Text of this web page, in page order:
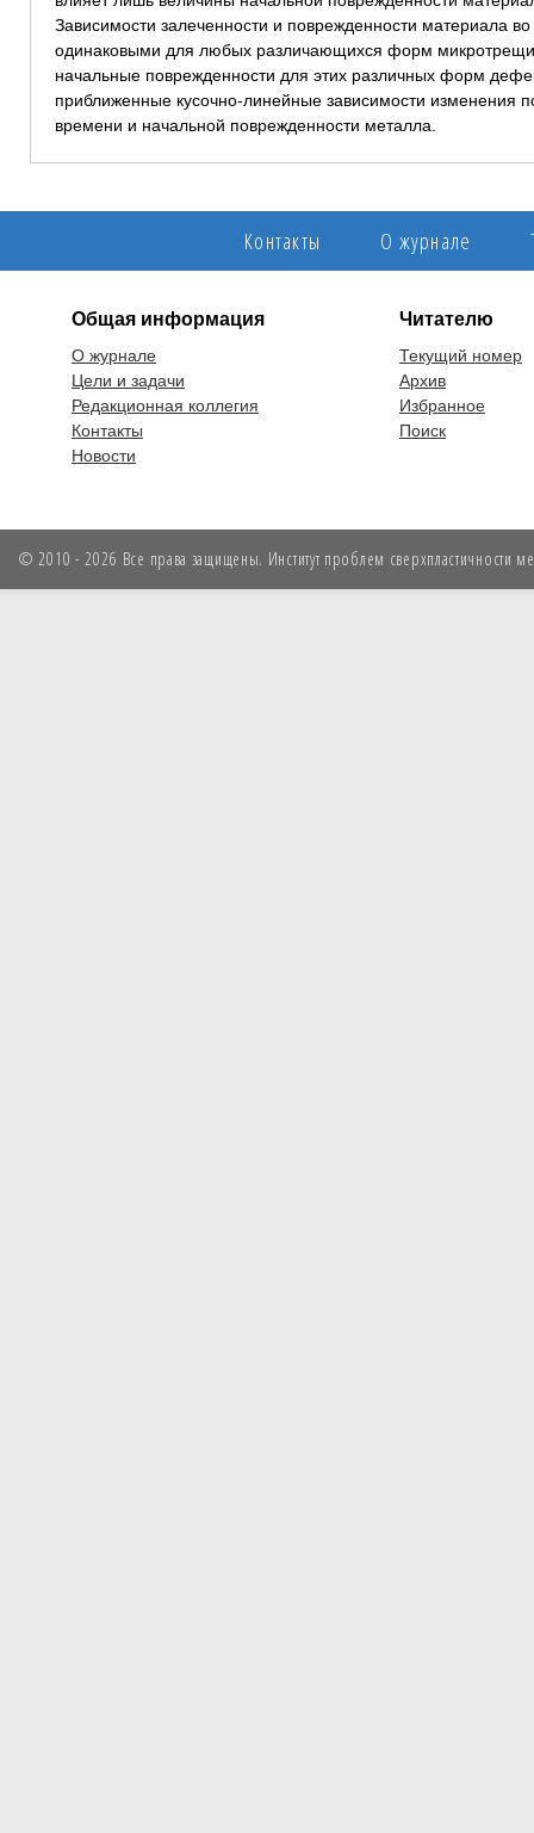
Зависимости залеченности и поврежденности материала
одинаковыми для любых различающихся форм
начальные поврежденности для этих различных форм
приближенные кусочно-линейные зависимости изменения
времени и начальной поврежденности металла.
Контакты О журнале
Общая информация
О журнале
Цели и задачи
Редакционная коллегия
Контакты
Новости
Читателю
Текущий номер
Архив
Избранное
Поиск
© 2010 - 2026 Все права защищены. Институт проблем сверхпластичности